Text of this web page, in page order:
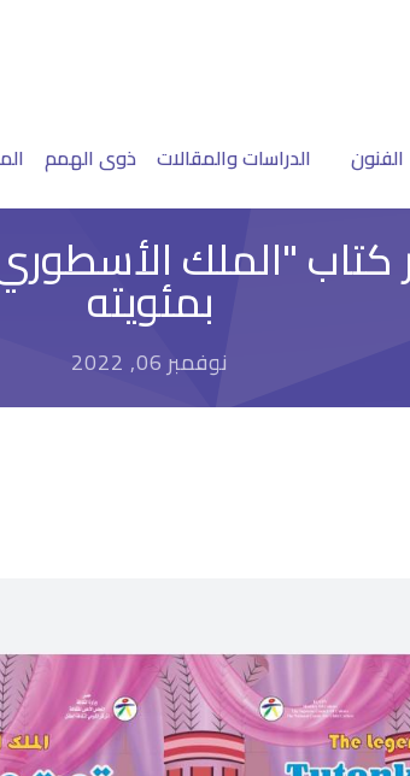
الفنون الدراسات والمقالات ذوى الهمم
"الملك
بمئويته
نوفمبر 06, 2022